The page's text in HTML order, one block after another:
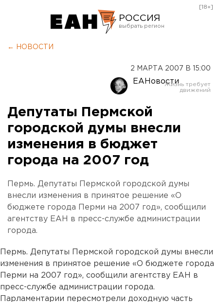
РОССИЯ
Оренбург
[18+]
← НОВОСТИ
2 МАРТА 2007 В 15:00
ЕАНовости
Депутаты Пермской
городской думы внесли
изменения в бюджет
города на 2007 год
Пермь. Депутаты Пермской городской думы
внесли изменения в принятое решение «О
бюджете города Перми на 2007 год», сообщили
агентству ЕАН в пресс-службе администрации
города.
Пермь. Депутаты Пермской городской думы внесли
изменения в принятое решение «О бюджете города
Перми на 2007 год», сообщили агентству ЕАН в
пресс-службе администрации города.
Парламентарии пересмотрели доходную часть